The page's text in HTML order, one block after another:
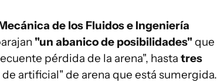
de los Fluidos e Ingeniería
"un abanico de posibilidades"que
pérdida de la arena", hasta tres
artificial" de arena que está sumergida.